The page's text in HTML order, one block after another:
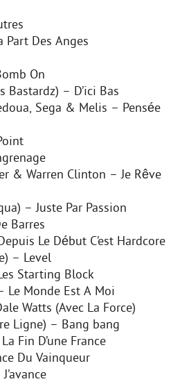
Part Des Anges
On
Bastardz) – D’ici Bas
Sega & Melis – Pensée
& Warren Clinton – Je Rêve
– Juste Par Passion
Barres
Le Début C’est Hardcore
– Level
Starting Block
Le Monde Est A Moi
Watts (Avec La Force)
Ligne) – Bang bang
Fin D’une France
Du Vainqueur